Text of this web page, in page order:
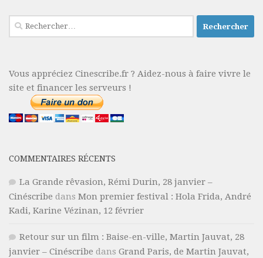
Rechercher :
Vous appréciez Cinescribe.fr ? Aidez-nous à faire vivre le
site et financer les serveurs !
COMMENTAIRES RÉCENTS
La Grande rêvasion, Rémi Durin, 28 janvier –
Cinéscribe dans Mon premier festival : Hola Frida, André
Kadi, Karine Vézinan, 12 février
Retour sur un film : Baise-en-ville, Martin Jauvat, 28
janvier – Cinéscribe dans Grand Paris, de Martin Jauvat,